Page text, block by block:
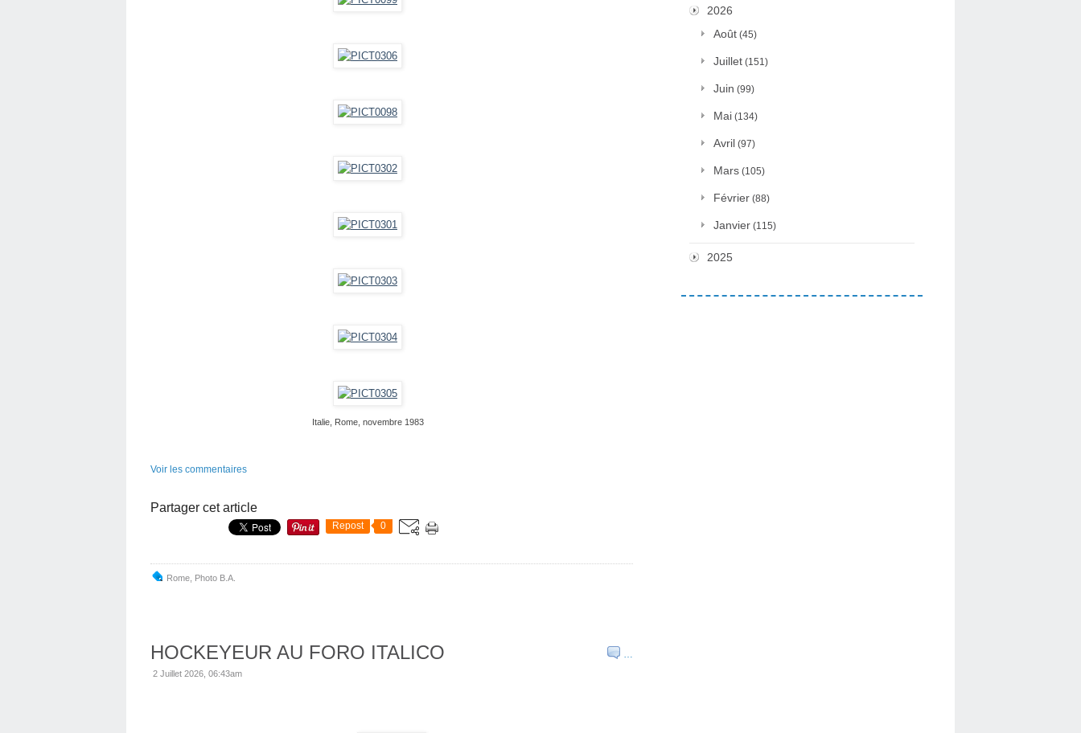
Italie, Rome, novembre 1983
Voir les commentaires
Partager cet article
Repost 0
Rome Photo B.a.
HOCKEYEUR AU FORO ITALICO
2 Juillet 2026, 06:43am
2026
Août (45)
Juillet (151)
Juin (99)
Mai (134)
Avril (97)
Mars (105)
Février (88)
Janvier (115)
2025